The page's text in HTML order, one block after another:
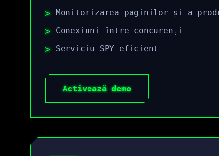
Monitorizarea paginilor și a
Conexiuni între concurenți
Serviciu SPY eficient
Activează demo